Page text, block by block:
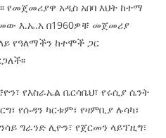
የመጀመሪያዋ አዲስ አበባ እህት ከተማ
እ.ኤ.አ በ1960ዎቹ መጀመሪያ
የዓለማችን ከተሞች ጋር
የእስራኤል ቤርሳቤህ፣ የሩሲያ ሴንት
የሱዳን ካርቱም፣ የዛምቢያ ሉሳካ፣
ግራንድ ሊዮን፣ የጀርመን ላይፕዚግ፣